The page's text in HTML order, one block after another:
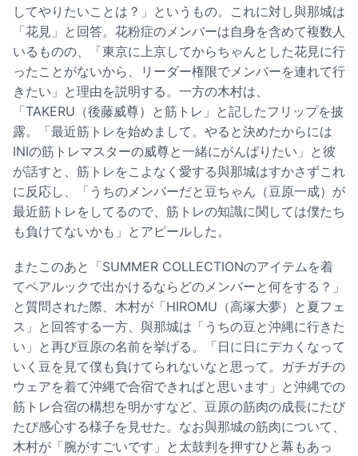
してやりたいことは？」というもの。これに対し與那城は
「花見」と回答。花粉症のメンバーは自身を含めて複数人
いるものの、「東京に上京してからちゃんとした花見に行
ったことがないから、リーダー権限でメンバーを連れて行
きたい」と理由を説明する。一方の木村は、
「TAKERU（後藤威尊）と筋トレ」と記したフリップを披
露。「最近筋トレを始めまして。やると決めたからには
INIの筋トレマスターの威尊と一緒にがんばりたい」と彼
が話すと、筋トレをこよなく愛する與那城はすかさずこれ
に反応し、「うちのメンバーだと豆ちゃん（豆原一成）が
最近筋トレをしてるので、筋トレの知識に関しては僕たち
も負けてないかも」とアピールした。
またこのあと「SUMMER COLLECTIONのアイテムを着
てペアルックで出かけるならどのメンバーと何をする？」
と質問された際、木村が「HIROMU（高塚大夢）と夏フェ
ス」と回答する一方、與那城は「うちの豆と沖縄に行きた
い」と再び豆原の名前を挙げる。「日に日にデカくなって
いく豆を見て僕も負けてられないなと思って。ガチガチの
ウェアを着て沖縄で合宿できればと思います」と沖縄での
筋トレ合宿の構想を明かすなど、豆原の筋肉の成長にたび
たび感心する様子を見せた。なお與那城の筋肉について、
木村が「腕がすごいです」と太鼓判を押すひと幕もあっ